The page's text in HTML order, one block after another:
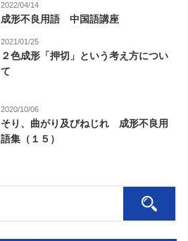
2022/04/14
成形不良用語 中国語講座
2021/01/25
２色成形「押切」という考え方につい
て
2020/10/06
そり、曲がり及びねじれ 成形不良用
語集（１５）